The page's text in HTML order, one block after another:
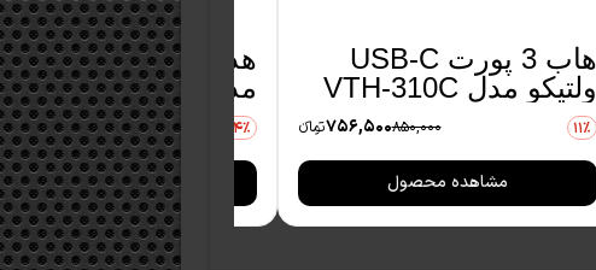
هاب 3 پورت USB-C
ولتیکو مدل VTH-310C
11٪ 850,000
756,500تومانءء
مشاهده محصول
هدفون بلوتوثی ونسر
مدل VN30
14٪ 699,000
مشاهده محصول